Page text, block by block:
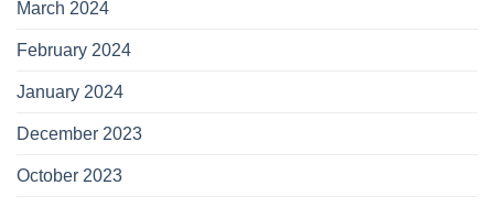
March 2024
February 2024
January 2024
December 2023
October 2023